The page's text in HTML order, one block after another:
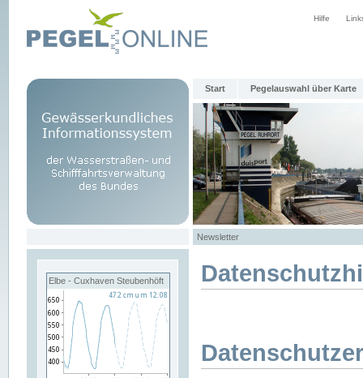
Hilfe
Start Pegelauswahl über Karte
Newsletter
Elbe - Cuxhaven Steubenhöft